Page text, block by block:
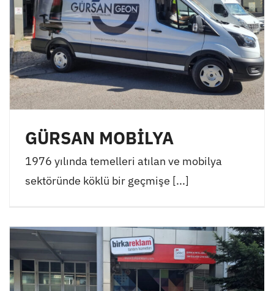
GÜRSAN MOBİLYA
1976 yılında temelleri atılan ve mobilya
sektöründe köklü bir geçmişe [...]